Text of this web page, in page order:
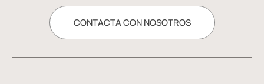
CONTACTA CON NOSOTROS